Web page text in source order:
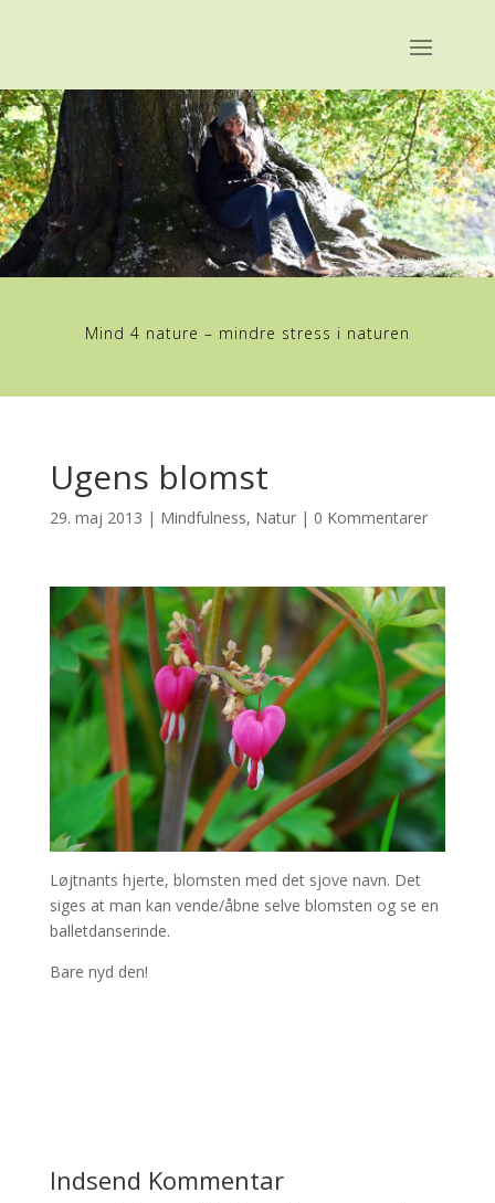
Mind 4 nature – mindre stress i naturen
Ugens blomst
29. maj 2013 | Mindfulness, Natur| 0 Kommentarer
Løjtnants hjerte, blomsten med det sjove navn. Det
siges at man kan vende/åbne selve blomsten og se en
balletdanserinde.
Bare nyd den!
Indsend Kommentar